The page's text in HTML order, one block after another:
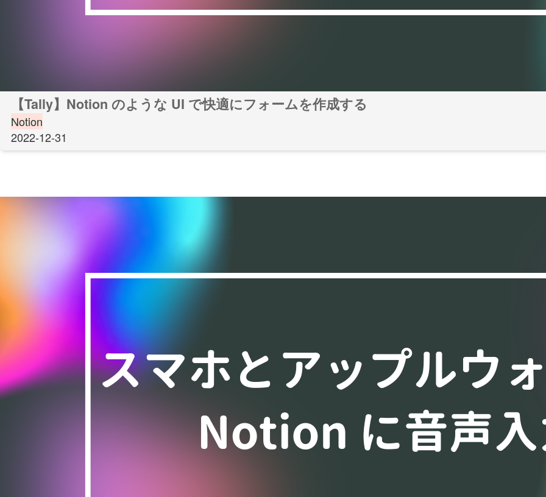
【Tally】Notion のような UI で快適にフォームを作成する
Notion
2022-12-31